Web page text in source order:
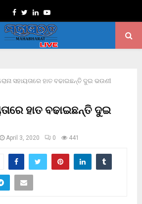
Facebook
TwitterLinkedinYoutube
ସହାୟତାରେ ହାତ ବଢାଇଛନ୍ତି ଦୁଇ ଭଉଣୀ
ହାତ ବଢାଇଛନ୍ତି ଦୁଇ
April 3, 2020 0 441